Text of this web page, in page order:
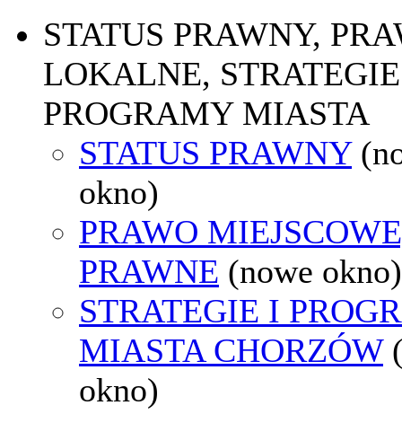
STATUS PRAWNY,
LOKALNE,
PROGRAMY MIASTA
STATUS PRAWNY
okno)
PRAWO
PRAWNE (nowe okno)
STRATEGIE I
MIASTA CHORZÓW
okno)